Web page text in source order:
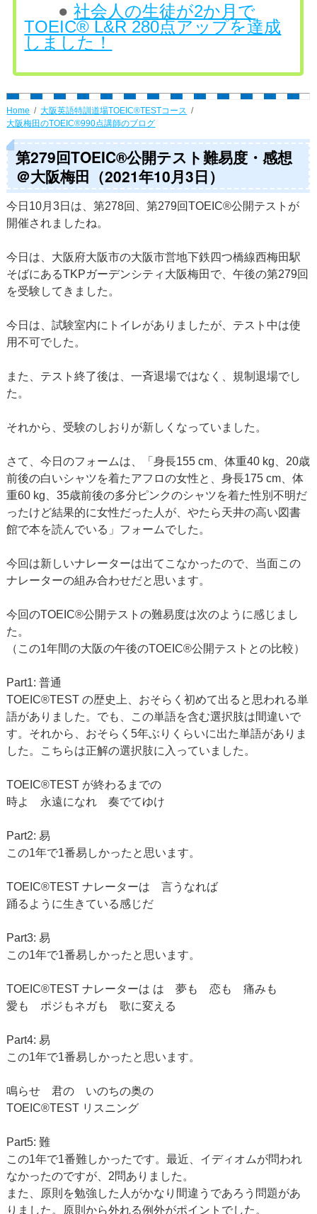
●社会人の生徒が2か月で
TOEIC® L&R 280点アップを達成
しました！
Home
大阪英語特訓道場TOEIC®TESTコース
大阪梅田のTOEIC®990点講師のブログ
第279回TOEIC®公開テスト難易度・感想
＠大阪梅田（2021年10月3日）
今日10月3日は、第278回、第279回TOEIC®公開テストが
開催されましたね。
今日は、大阪府大阪市の大阪市営地下鉄四つ橋線西梅田駅
そばにあるTKPガーデンシティ大阪梅田で、午後の第279回
を受験してきました。
今日は、試験室内にトイレがありましたが、テスト中は使
用不可でした。
また、テスト終了後は、一斉退場ではなく、規制退場でし
た。
それから、受験のしおりが新しくなっていました。
さて、今日のフォームは、「身長155 cm、体重40 kg、20歳
前後の白いシャツを着たアフロの女性と、身長175 cm、体
重60 kg、35歳前後の多分ピンクのシャツを着た性別不明だ
ったけど結果的に女性だった人が、やたら天井の高い図書
館で本を読んでいる」フォームでした。
今回は新しいナレーターは出てこなかったので、当面この
ナレーターの組み合わせだと思います。
今回のTOEIC®公開テストの難易度は次のように感じまし
た。
（この1年間の大阪の午後のTOEIC®公開テストとの比較）
Part1: 普通
TOEIC®TEST の歴史上、おそらく初めて出ると思われる単
語がありました。でも、この単語を含む選択肢は間違いで
す。それから、おそらく5年ぶりくらいに出た単語がありま
した。こちらは正解の選択肢に入っていました。
TOEIC®TEST が終わるまでの
時よ 永遠になれ 奏でてゆけ
Part2: 易
この1年で1番易しかったと思います。
TOEIC®TEST ナレーターは 言うなれば
踊るように生きている感じだ
Part3: 易
この1年で1番易しかったと思います。
TOEIC®TEST ナレーターは は 夢も 恋も 痛みも
愛も ポジもネガも 歌に変える
Part4: 易
この1年で1番易しかったと思います。
鳴らせ 君の いのちの奥の
TOEIC®TEST リスニング
Part5: 難
この1年で1番難しかったです。最近、イディオムが問われ
なかったのですが、2問ありました。
また、原則を勉強した人がかなり間違うであろう問題があ
りました。原則から外れる例外がポイントでした。